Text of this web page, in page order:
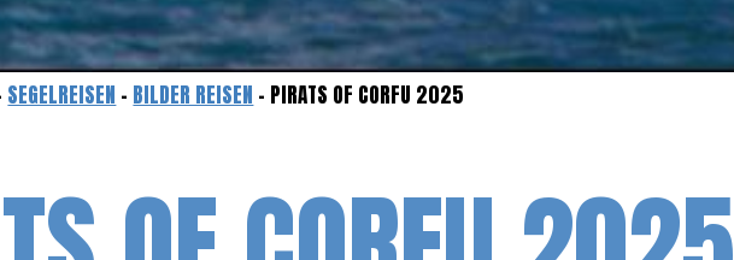
SEGELREISEN - BILDER REISEN - PIRATS OF CORFU 2025